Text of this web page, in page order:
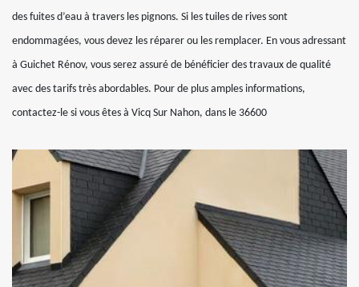
des fuites d’eau à travers les pignons. Si les tuiles de rives sont
endommagées, vous devez les réparer ou les remplacer. En vous adressant
à Guichet Rénov, vous serez assuré de bénéficier des travaux de qualité
avec des tarifs très abordables. Pour de plus amples informations,
contactez-le si vous êtes à Vicq Sur Nahon, dans le 36600